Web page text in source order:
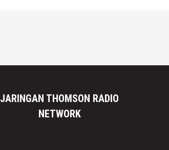
JARINGAN THOMSON RADIO
NETWORK